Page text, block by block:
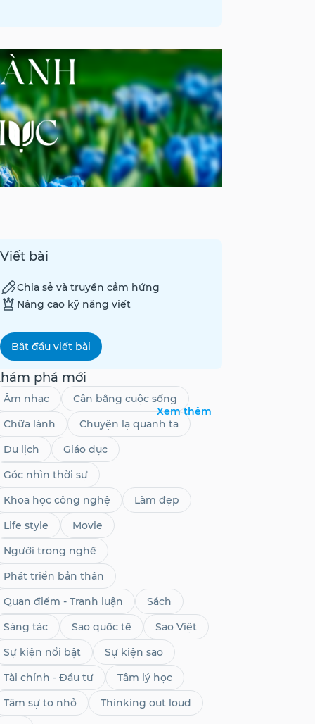
Viết bài
Chia sẻ và truyền cảm hứng
Nâng cao kỹ năng viết
Bắt đầu viết bài
phá mới
Âm nhạc
Cân bằng cuộc sống
Chữa lành
Chuyện lạ quanh ta
Du lịch
Giáo dục
Góc nhìn thời sự
Khoa học công nghệ
Làm đẹp
Life style
Movie
Người trong nghề
Phát triển bản thân
Quan điểm - Tranh luận
Sách
Sáng tác
Sao quốc tế
Sao Việt
Sự kiện nổi bật
Sự kiện sao
Tài chính - Đầu tư
Tâm lý học
Tâm sự to nhỏ
Thinking out loud
Xem thêm